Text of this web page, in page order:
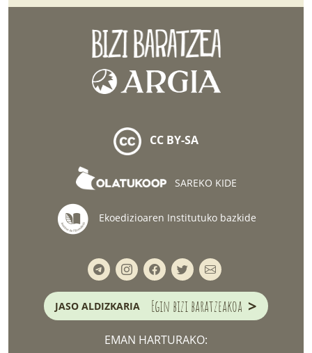
CC BY-SA
SAREKO KIDE
Ekoedizioaren Institutuko bazkide
JASO ALDIZKARIA Egin bizi baratzeakoa >
EMAN HARTURAKO: